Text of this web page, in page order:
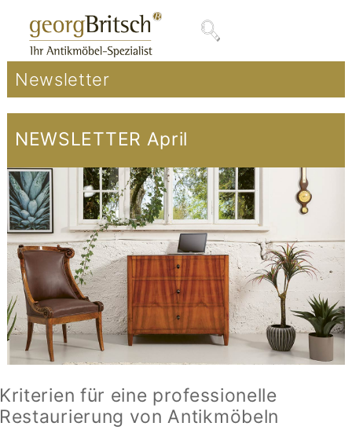
Newsletter
NEWSLETTER April
Kriterien für eine professionelle
Restaurierung von Antikmöbeln